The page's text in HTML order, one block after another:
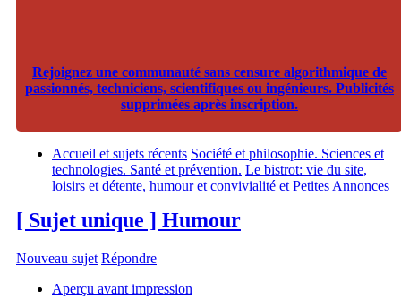
Rejoignez une communauté sans censure algorithmique de
passionnés, techniciens, scientifiques ou ingénieurs. Publicités
supprimées après inscription.
Accueil et sujets récents Société et philosophie. Sciences et
technologies. Santé et prévention. Le bistrot: vie du site,
loisirs et détente, humour et convivialité et Petites Annonces
[ Sujet unique ] Humour
Nouveau sujet Répondre
Aperçu avant impression